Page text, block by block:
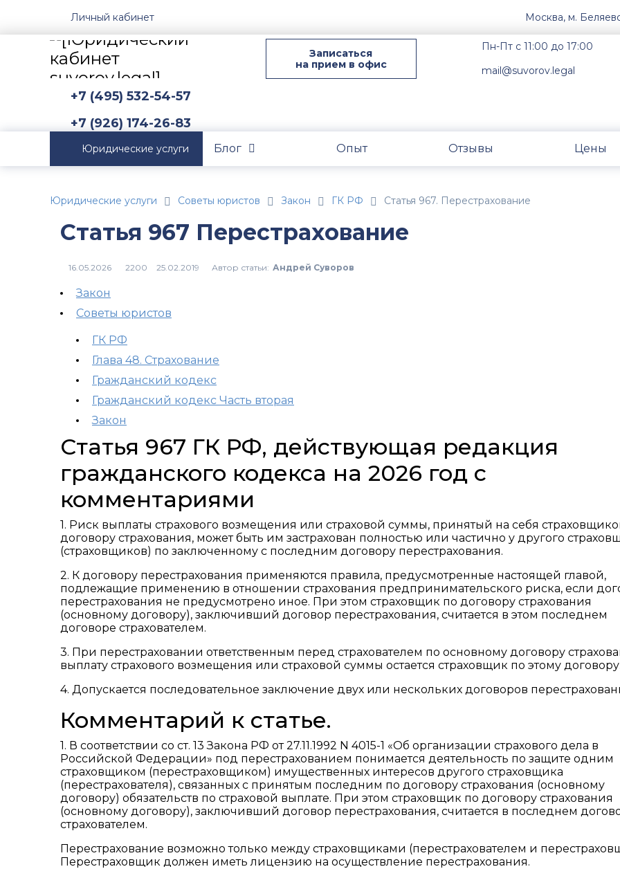
Личный кабинет Москва, м.
Записаться
на прием в офис
Пн-Пт с 11:00 до 17:00
mail@suvorov.legal
+7 (495) 532-54-57
+7 (926) 174-26-83
Юридические услуги Блог Опыт Отзывы Цены
Юридические услуги Советы юристов Закон ГК РФ Статья 967. Перестрахование
Статья 967 Перестрахование
2200 Автор статьи: Андрей Суворов
Закон
Советы юристов
ГК РФ
Глава 48. Страхование
Гражданский кодекс
Гражданский кодекс Часть вторая
Закон
Статья 967 ГК РФ, действующая редакция
гражданского кодекса на 2026 год с
комментариями
1. Риск выплаты страхового возмещения или страховой суммы, принятый на себя
договору страхования, может быть им застрахован полностью или частично у другого
(страховщиков) по заключенному с последним договору перестрахования.
2. К договору перестрахования применяются правила, предусмотренные настоящей главой,
подлежащие применению в отношении страхования предпринимательского риска, если
перестрахования не предусмотрено иное. При этом страховщик по договору страхования
(основному договору), заключивший договор перестрахования, считается в этом последнем
договоре страхователем.
3. При перестраховании ответственным перед страхователем по основному договору
выплату страхового возмещения или страховой суммы остается страховщик по этому
4. Допускается последовательное заключение двух или нескольких договоров
Комментарий к статье.
1. В соответствии со ст. 13 Закона РФ от 27.11.1992 N 4015-1 «Об организации страхового дела в
Российской Федерации» под перестрахованием понимается деятельность по защите одним
страховщиком (перестраховщиком) имущественных интересов другого страховщика
(перестрахователя), связанных с принятым последним по договору страхования (основному
договору) обязательств по страховой выплате. При этом страховщик по договору страхования
(основному договору), заключивший договор перестрахования, считается в последнем
страхователем.
Перестрахование возможно только между страховщиками (перестрахователем и
Перестраховщик должен иметь лицензию на осуществление перестрахования.